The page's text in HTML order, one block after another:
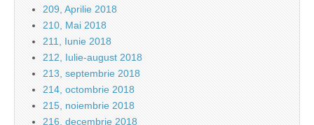
209, Aprilie 2018
210, Mai 2018
211, Iunie 2018
212, Iulie-august 2018
213, septembrie 2018
214, octombrie 2018
215, noiembrie 2018
216, decembrie 2018